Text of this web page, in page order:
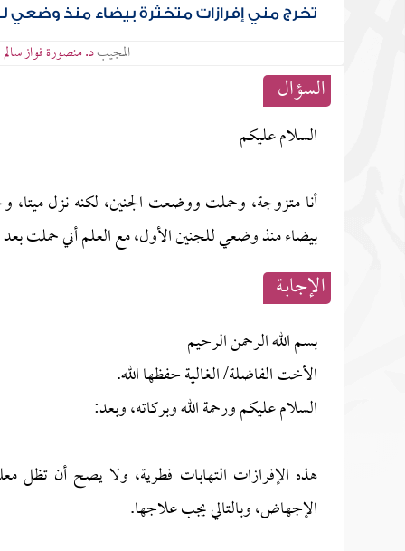
تخرج مني إفرازات متخثرة بيضاء منذ وضعي
المجيبد. منصورة فواز سالم
السؤال
السلام عليكم
أنا متزوجة، وحملت ووضعت الجنين، لكنه نزل ميتا،
بيضاء منذ وضعي للجنين الأول، مع العلم أني حملت
الإجابــة
بسم الله الرحمن الرحيم
الأخت الفاضلة/ الغالية حفظها الله.
السلام عليكم ورحمة الله وبركاته، وبعد:
هذه الإفرازات التهابات فطرية، ولا يصح أن تظل
الإجهاض، وبالتالي يجب علاجها.